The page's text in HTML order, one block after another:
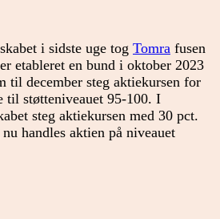
i sidste uge tog Tomra fusen
etableret en bund i oktober 2023
til december steg aktiekursen for
til støtteniveauet 95-100. I
steg aktiekursen med 30 pct.
handles aktien på niveauet